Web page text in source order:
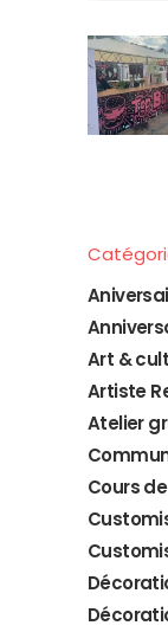
Art &
Artiste
Atelier
Cours